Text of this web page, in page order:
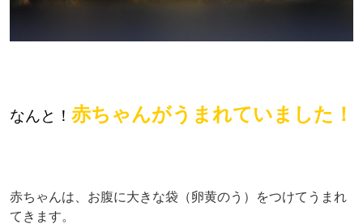
なんと！ 赤ちゃんがうまれていました！
赤ちゃんは、お腹に大きな袋（卵黄のう）をつけてうまれ
てきます。